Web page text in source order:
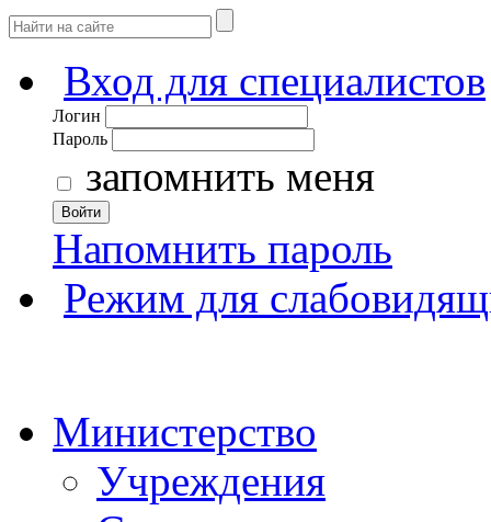
Вход для специалистов
Логин
Пароль
запомнить меня
Войти
Напомнить пароль
Режим для
Министерство
Учреждения